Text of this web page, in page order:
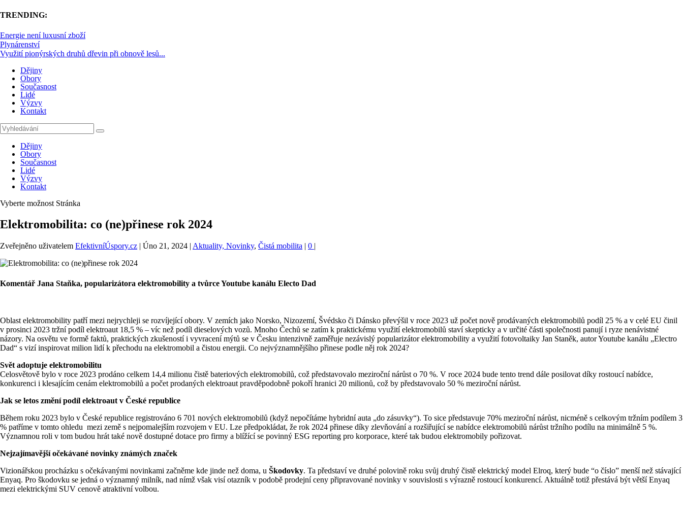
TRENDING:
Energie není luxusní zboží
Plynárenství
Využití pionýrských druhů dřevin při obnově lesů...
Dějiny
Obory
Současnost
Lidé
Výzvy
Kontakt
Dějiny
Obory
Současnost
Lidé
Výzvy
Kontakt
Vyberte možnost Stránka
Elektromobilita: co (ne)přinese rok 2024
Zveřejněno uživatelem EfektivníÚspory.cz | Úno 21, 2024 | Aktuality, Novinky, Čistá mobilita | 0 |
Komentář Jana Staňka, popularizátora elektromobility a tvůrce Youtube kanálu Electo Dad
Oblast elektromobility patří mezi nejrychleji se rozvíjející obory. V zemích jako Norsko, Nizozemí, Švédsko či Dánsko převýšil v roce 2023 už počet nově prodávaných elektromobilů podíl 25 % a v celé EU činil
v prosinci 2023 tržní podíl elektroaut 18,5 % – víc než podíl dieselových vozů. Mnoho Čechů se zatím k praktickému využití elektromobilů staví skepticky a v určité části společnosti panují i ryze nenávistné
názory. Na osvětu ve formě faktů, praktických zkušeností i vyvracení mýtů se v Česku intenzivně zaměřuje nezávislý popularizátor elektromobility a využití fotovoltaiky Jan Staněk, autor Youtube kanálu „Electro
Dad“ s vizí inspirovat milion lidí k přechodu na elektromobil a čistou energii. Co nejvýznamnějšího přinese podle něj rok 2024?
Svět adoptuje elektromobilitu
Celosvětově bylo v roce 2023 prodáno celkem 14,4 milionu čistě bateriových elektromobilů, což představovalo meziroční nárůst o 70 %. V roce 2024 bude tento trend dále posilovat díky rostoucí nabídce,
konkurenci i klesajícím cenám elektromobilů a počet prodaných elektroaut pravděpodobně pokoří hranici 20 milionů, což by představovalo 50 % meziroční nárůst.
Jak se letos změní podíl elektroaut v České republice
Během roku 2023 bylo v České republice registrováno 6 701 nových elektromobilů (když nepočítáme hybridní auta „do zásuvky“). To sice představuje 70% meziroční nárůst, nicméně s celkovým tržním podílem 3
% patříme v tomto ohledu mezi země s nejpomalejším rozvojem v EU. Lze předpokládat, že rok 2024 přinese díky zlevňování a rozšiřující se nabídce elektromobilů nárůst tržního podílu na minimálně 5 %.
Významnou roli v tom budou hrát také nově dostupné dotace pro firmy a blížící se povinný ESG reporting pro korporace, které tak budou elektromobily pořizovat.
Nejzajímavější očekávané novinky známých značek
Vizionářskou procházku s očekávanými novinkami začněme kde jinde než doma, u Škodovky. Ta představí ve druhé polovině roku svůj druhý čistě elektrický model Elroq, který bude “o číslo” menší než stávající
Enyaq. Pro škodovku se jedná o významný milník, nad nímž však visí otazník v podobě prodejní ceny připravované novinky v souvislosti s výrazně rostoucí konkurencí. Aktuálně totiž přestává být větší Enyaq
mezi elektrickými SUV cenově atraktivní volbou.